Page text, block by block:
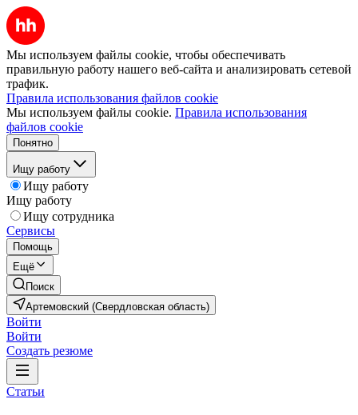
Мы используем файлы cookie, чтобы обеспечивать
правильную работу нашего веб-сайта и анализировать сетевой
трафик.
Правила использования файлов cookie
Мы используем файлы cookie. Правила использования
файлов cookie
Понятно
Ищу работу
Ищу работу
Ищу работу
Ищу сотрудника
Сервисы
Помощь
Ещё
Поиск
Артемовский (Свердловская область)
Войти
Войти
Создать резюме
Статьи